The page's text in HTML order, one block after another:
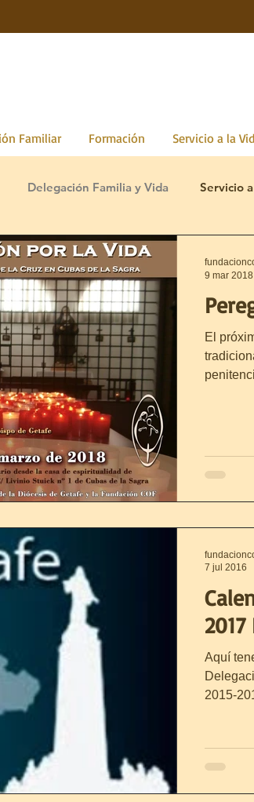
Familiar Formación Servicio a la
Delegación Familia y Vida Servicio
El
9 mar 2018
2017
Aquí
2015-
7 jul 2016